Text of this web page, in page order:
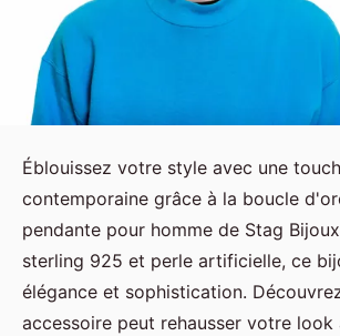
Éblouissez votre style avec une
contemporaine grâce à la boucle
pendante pour homme de Stag
sterling 925 et perle artificielle, ce
élégance et sophistication.
accessoire peut rehausser votre look